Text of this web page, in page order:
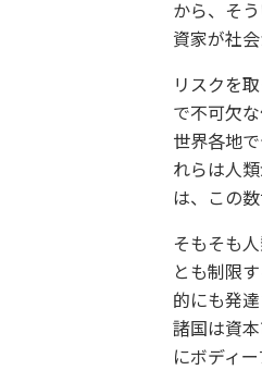
から、そ
資家が社
リスクを
で不可欠
世界各地
れらは人
は、この
そもそも
とも制限
的にも発
諸国は資
にボディ